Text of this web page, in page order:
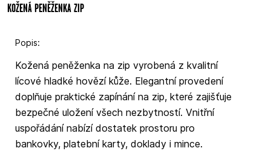
KOŽENÁ PENĚŽENKA ZIP
Popis:
Kožená peněženka na zip vyrobená z kvalitní
lícové hladké hovězí kůže. Elegantní provedení
doplňuje praktické zapínání na zip, které zajišťuje
bezpečné uložení všech nezbytností. Vnitřní
uspořádání nabízí dostatek prostoru pro
bankovky, platební karty, doklady i mince.